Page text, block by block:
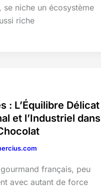
se niche un écosystème
riche
: L’Équilibre Délicat
et l’Industriel dans
français, peu
avec autant de force